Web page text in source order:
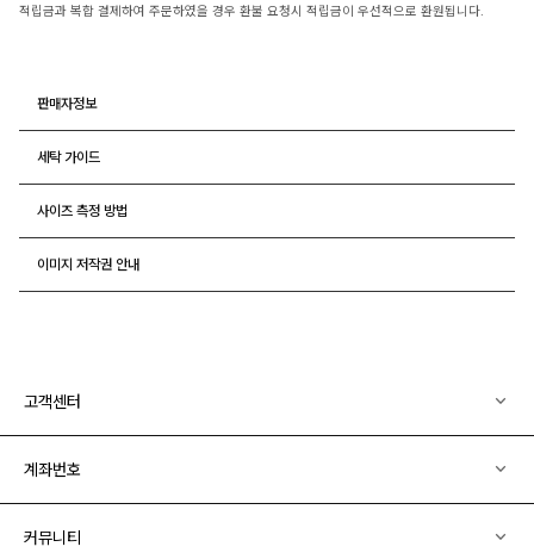
적립금과 복합 결제하여 주문하였을 경우 환불 요청시 적립금이 우선적으로 환원됩니다.
판매자정보
세탁 가이드
사이즈 측정 방법
이미지 저작권 안내
고객센터
계좌번호
커뮤니티